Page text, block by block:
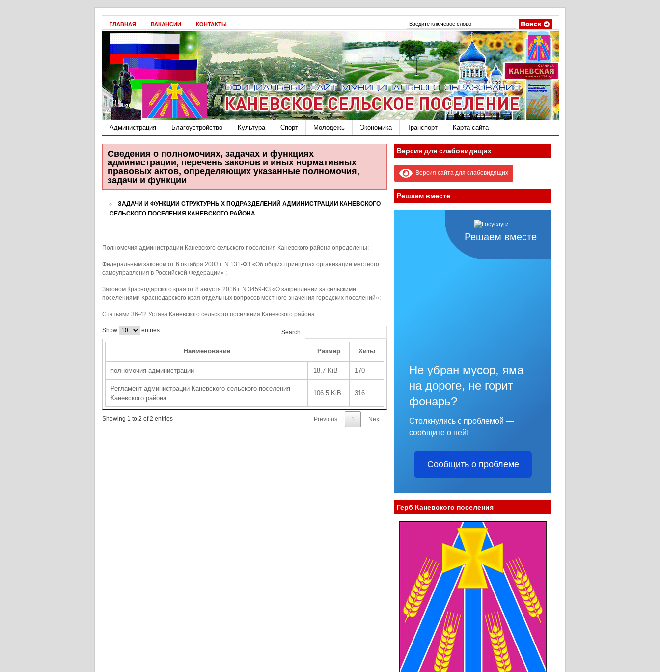
ГЛАВНАЯ ВАКАНСИИ КОНТАКТЫ
Администрация Благоустройство Культура Спорт Молодежь Экономика Транспорт Карта сайта
Сведения о полномочиях, задачах и функциях
администрации, перечень законов и иных нормативных
правовых актов, определяющих указанные полномочия,
задачи и функции
ЗАДАЧИ И ФУНКЦИИ СТРУКТУРНЫХ ПОДРАЗДЕЛЕНИЙ АДМИНИСТРАЦИИ КАНЕВСКОГО
СЕЛЬСКОГО ПОСЕЛЕНИЯ КАНЕВСКОГО РАЙОНА
Полномочия администрации Каневского сельского поселения Каневского района определены:
Федеральным законом от 6 октября 2003 г. N 131-ФЗ «Об общих принципах организации местного
самоуправления в Российской Федерации» ;
Законом Краснодарского края от 8 августа 2016 г. N 3459-КЗ «О закреплении за сельскими
поселениями Краснодарского края отдельных вопросов местного значения городских поселений»;
Статьями 36-42 Устава Каневского сельского поселения Каневского района
Show entries Search:
Наименование Размер Хиты
полномочия администрации 18.7 KiB 170
Регламент администрации Каневского сельского поселения
Каневского района
106.5 KiB 316
Showing 1 to 2 of 2 entries Previous 1 Next
Версия для слабовидящих
Версия сайта для слабовидящих
Решаем вместе
Решаем вместе
Не убран мусор, яма
на дороге, не горит
фонарь?
Столкнулись с проблемой —
сообщите о ней!
Сообщить о проблеме
Герб Каневского поселения